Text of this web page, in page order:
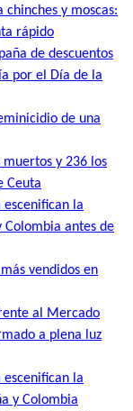
y moscas:
rápido
de descuentos
por el Día de la
de una
y 236 los
Ceuta
escenifican la
Colombia antes de
vendidos en
al Mercado
a plena luz
escenifican la
y Colombia